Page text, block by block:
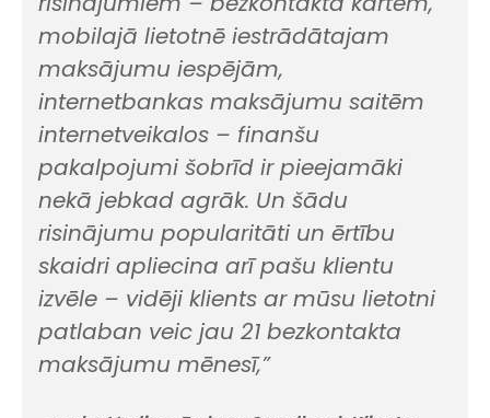
mobilajā lietotnē iestrādātajam
maksājumu iespējām,
internetbankas maksājumu saitēm
internetveikalos – finanšu
pakalpojumi šobrīd ir pieejamāki
nekā jebkad agrāk. Un šādu
risinājumu popularitāti un ērtību
skaidri apliecina arī pašu klientu
izvēle – vidēji klients ar mūsu lietotni
patlaban veic jau 21 bezkontakta
maksājumu mēnesī,”